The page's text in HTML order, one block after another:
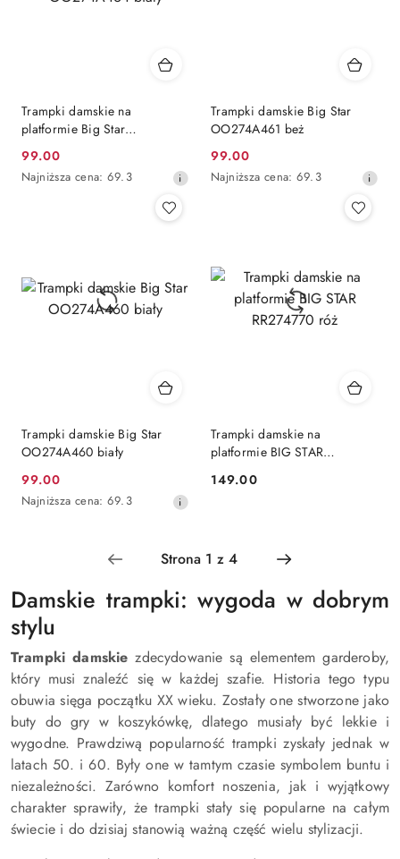
Trampki damskie na
platformie Big Star
Cena
promocyjna:
99.00
Najniższa
Najniższa cena: 69.3
Trampki damskie Big Star
OO274A461 beż
Cena
promocyjna:
99.00
Najniższa
obniżką
Najniższa cena: 69.3
Trampki damskie Big Star
OO274A460 biały
Cena
promocyjna:
99.00
Najniższa
obniżką
Najniższa cena: 69.3
Trampki damskie na
platformie BIG STAR
Cena:
149.00
Damskie trampki: wygoda w dobrym
stylu
Trampki damskie zdecydowanie są elementem garderoby,
który musi znaleźć się w każdej szafie. Historia tego typu
obuwia sięga początku XX wieku. Zostały one stworzone jako
buty do gry w koszykówkę, dlatego musiały być lekkie i
wygodne. Prawdziwą popularność trampki zyskały jednak w
latach 50. i 60. Były one w tamtym czasie symbolem buntu i
niezależności. Zarówno komfort noszenia, jak i wyjątkowy
charakter sprawiły, że trampki stały się popularne na całym
świecie i do dzisiaj stanowią ważną część wielu stylizacji.